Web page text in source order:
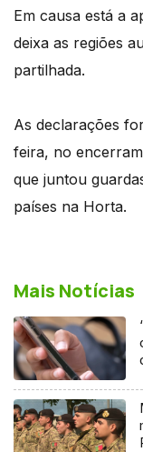
Em causa está a
deixa as regiões
partilhada.
As declarações
feira, no
que juntou
países na Horta.
Mais Notícias